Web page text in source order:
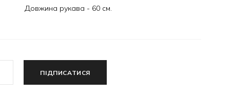
Довжина рукава - 60 см.
ПІДПИСАТИСЯ